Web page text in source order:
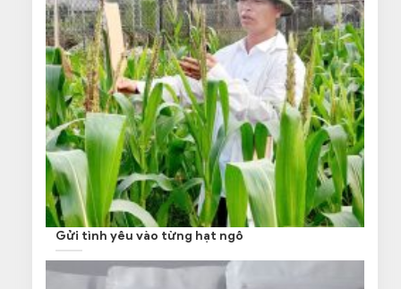
Gửi tình yêu vào từng hạt ngô